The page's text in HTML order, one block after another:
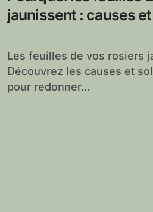
jaunissent : causes
Les feuilles de vos rosiers jaunissent ?
Découvrez les causes et
pour redonner...